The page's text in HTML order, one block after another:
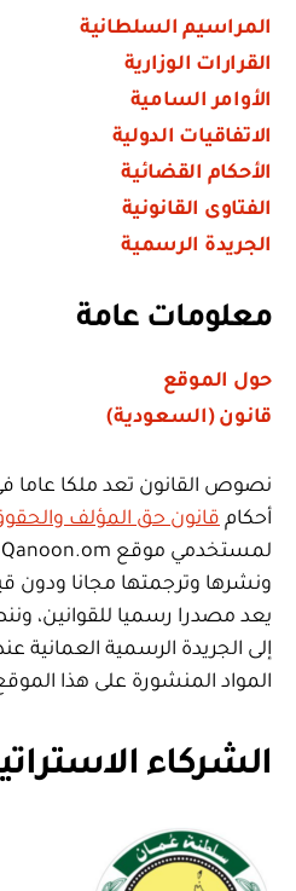
المراسيم السلطانية
القرارات الوزارية
الأوامر السامية
الاتفاقيات الدولية
الأحكام القضائية
الفتاوى القانونية
الجريدة الرسمية
معلومات عامة
حول الموقع
قانون (السعودية)
نصوص القانون تعد ملكا
أحكام قانون حق المؤلف
يعد مصدرا رسميا للقوانين،
إلى الجريدة الرسمية العمانية
المواد المنشورة على هذا
الشركاء